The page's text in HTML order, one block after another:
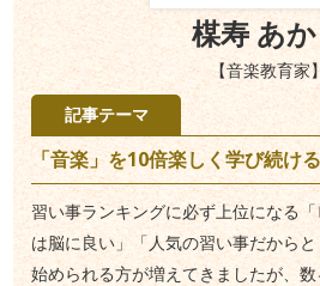
楳寿 あ
【音楽教育家】
記事テーマ
「音楽」を10倍楽しく学び続け
習い事ランキングに必ず上位になる
は脳に良い」「人気の習い事だから
始められる方が増えてきましたが、